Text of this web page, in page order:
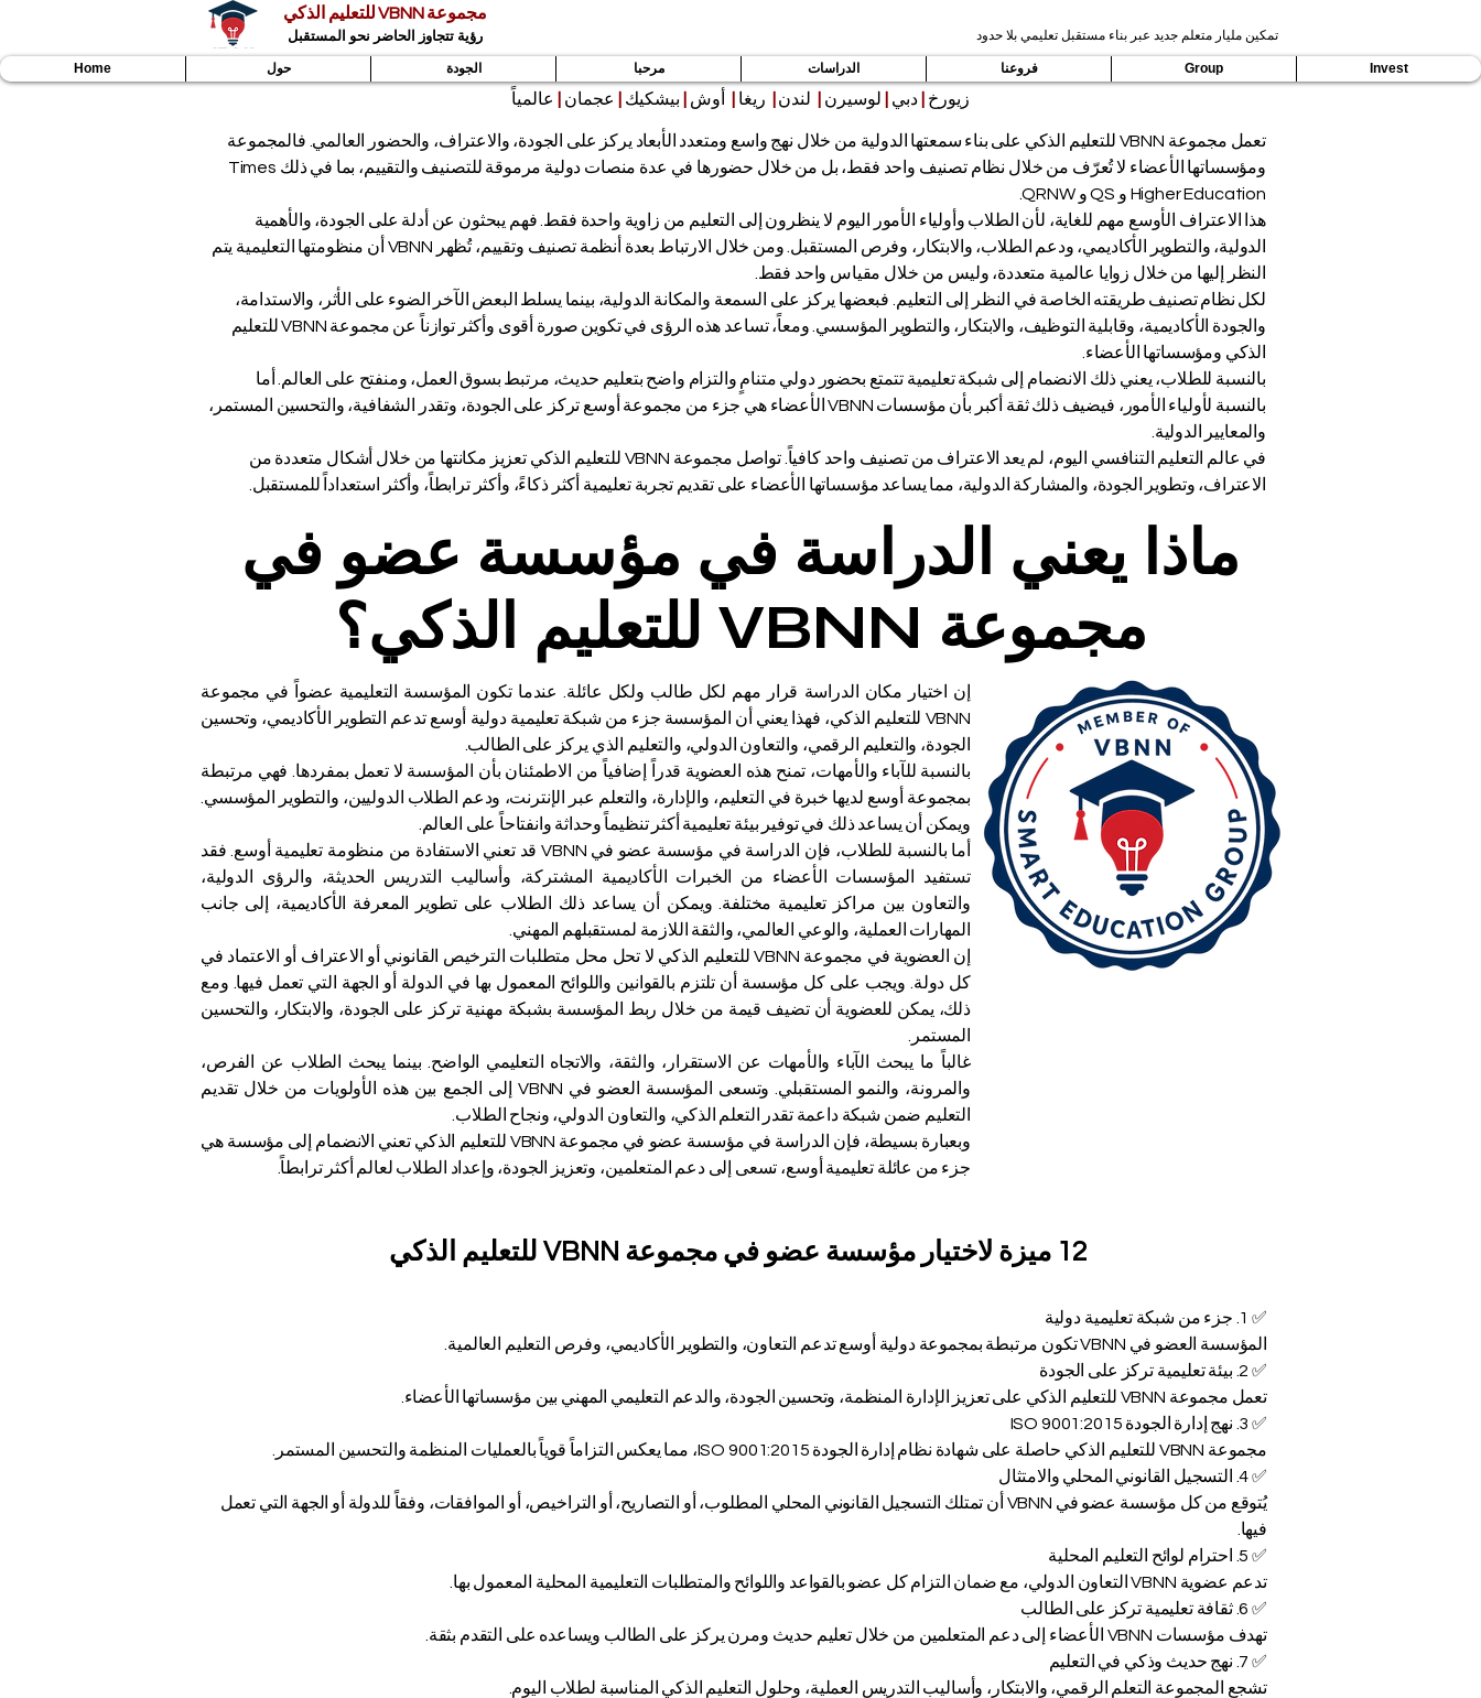
مجموعة VBNN للتعليم الذكي
رؤية تتجاوز الحاضر نحو المستقبل تمكين مليار متعلم جديد عبر بناء مستقبل تعليمي بلا حدود
Home حول الجودة مرحبا الدراسات فروعنا Group Invest
زيورخ دبي لوسيرن لندن ريغا أوش بيشكيك عجمان عالمياً
تعمل مجموعة VBNN للتعليم الذكي على بناء سمعتها الدولية من خلال نهج واسع ومتعدد الأبعاد يركز على الجودة، والاعتراف، والحضور العالمي. فالمجموعة
ومؤسساتها الأعضاء لا تُعرّف من خلال نظام تصنيف واحد فقط، بل من خلال حضورها في عدة منصات دولية مرموقة للتصنيف والتقييم، بما في ذلك Times
Higher Education و QS و QRNW.
هذا الاعتراف الأوسع مهم للغاية، لأن الطلاب وأولياء الأمور اليوم لا ينظرون إلى التعليم من زاوية واحدة فقط. فهم يبحثون عن أدلة على الجودة، والأهمية
الدولية، والتطوير الأكاديمي، ودعم الطلاب، والابتكار، وفرص المستقبل. ومن خلال الارتباط بعدة أنظمة تصنيف وتقييم، تُظهر VBNN أن منظومتها التعليمية يتم
النظر إليها من خلال زوايا عالمية متعددة، وليس من خلال مقياس واحد فقط.
لكل نظام تصنيف طريقته الخاصة في النظر إلى التعليم. فبعضها يركز على السمعة والمكانة الدولية، بينما يسلط البعض الآخر الضوء على الأثر، والاستدامة،
والجودة الأكاديمية، وقابلية التوظيف، والابتكار، والتطوير المؤسسي. ومعاً، تساعد هذه الرؤى في تكوين صورة أقوى وأكثر توازناً عن مجموعة VBNN للتعليم
الذكي ومؤسساتها الأعضاء.
بالنسبة للطلاب، يعني ذلك الانضمام إلى شبكة تعليمية تتمتع بحضور دولي متنامٍ والتزام واضح بتعليم حديث، مرتبط بسوق العمل، ومنفتح على العالم. أما
بالنسبة لأولياء الأمور، فيضيف ذلك ثقة أكبر بأن مؤسسات VBNN الأعضاء هي جزء من مجموعة أوسع تركز على الجودة، وتقدر الشفافية، والتحسين المستمر،
والمعايير الدولية.
في عالم التعليم التنافسي اليوم، لم يعد الاعتراف من تصنيف واحد كافياً. تواصل مجموعة VBNN للتعليم الذكي تعزيز مكانتها من خلال أشكال متعددة من
الاعتراف، وتطوير الجودة، والمشاركة الدولية، مما يساعد مؤسساتها الأعضاء على تقديم تجربة تعليمية أكثر ذكاءً، وأكثر ترابطاً، وأكثر استعداداً للمستقبل.
ماذا يعني الدراسة في مؤسسة عضو في
مجموعة VBNN للتعليم الذكي؟
إن اختيار مكان الدراسة قرار مهم لكل طالب ولكل عائلة. عندما تكون المؤسسة التعليمية عضواً في مجموعة
VBNN للتعليم الذكي، فهذا يعني أن المؤسسة جزء من شبكة تعليمية دولية أوسع تدعم التطوير الأكاديمي، وتحسين
الجودة، والتعليم الرقمي، والتعاون الدولي، والتعليم الذي يركز على الطالب.
بالنسبة للآباء والأمهات، تمنح هذه العضوية قدراً إضافياً من الاطمئنان بأن المؤسسة لا تعمل بمفردها. فهي مرتبطة
بمجموعة أوسع لديها خبرة في التعليم، والإدارة، والتعلم عبر الإنترنت، ودعم الطلاب الدوليين، والتطوير المؤسسي.
ويمكن أن يساعد ذلك في توفير بيئة تعليمية أكثر تنظيماً وحداثة وانفتاحاً على العالم.
أما بالنسبة للطلاب، فإن الدراسة في مؤسسة عضو في VBNN قد تعني الاستفادة من منظومة تعليمية أوسع. فقد
تستفيد المؤسسات الأعضاء من الخبرات الأكاديمية المشتركة، وأساليب التدريس الحديثة، والرؤى الدولية،
والتعاون بين مراكز تعليمية مختلفة. ويمكن أن يساعد ذلك الطلاب على تطوير المعرفة الأكاديمية، إلى جانب
المهارات العملية، والوعي العالمي، والثقة اللازمة لمستقبلهم المهني.
إن العضوية في مجموعة VBNN للتعليم الذكي لا تحل محل متطلبات الترخيص القانوني أو الاعتراف أو الاعتماد في
كل دولة. ويجب على كل مؤسسة أن تلتزم بالقوانين واللوائح المعمول بها في الدولة أو الجهة التي تعمل فيها. ومع
ذلك، يمكن للعضوية أن تضيف قيمة من خلال ربط المؤسسة بشبكة مهنية تركز على الجودة، والابتكار، والتحسين
المستمر.
غالباً ما يبحث الآباء والأمهات عن الاستقرار، والثقة، والاتجاه التعليمي الواضح. بينما يبحث الطلاب عن الفرص،
والمرونة، والنمو المستقبلي. وتسعى المؤسسة العضو في VBNN إلى الجمع بين هذه الأولويات من خلال تقديم
التعليم ضمن شبكة داعمة تقدر التعلم الذكي، والتعاون الدولي، ونجاح الطلاب.
وبعبارة بسيطة، فإن الدراسة في مؤسسة عضو في مجموعة VBNN للتعليم الذكي تعني الانضمام إلى مؤسسة هي
جزء من عائلة تعليمية أوسع، تسعى إلى دعم المتعلمين، وتعزيز الجودة، وإعداد الطلاب لعالم أكثر ترابطاً.
12 ميزة لاختيار مؤسسة عضو في مجموعة VBNN للتعليم الذكي
✅ 1. جزء من شبكة تعليمية دولية
المؤسسة العضو في VBNN تكون مرتبطة بمجموعة دولية أوسع تدعم التعاون، والتطوير الأكاديمي، وفرص التعليم العالمية.
✅ 2. بيئة تعليمية تركز على الجودة
تعمل مجموعة VBNN للتعليم الذكي على تعزيز الإدارة المنظمة، وتحسين الجودة، والدعم التعليمي المهني بين مؤسساتها الأعضاء.
✅ 3. نهج إدارة الجودة ISO 9001:2015
مجموعة VBNN للتعليم الذكي حاصلة على شهادة نظام إدارة الجودة ISO 9001:2015، مما يعكس التزاماً قوياً بالعمليات المنظمة والتحسين المستمر.
✅ 4. التسجيل القانوني المحلي والامتثال
يُتوقع من كل مؤسسة عضو في VBNN أن تمتلك التسجيل القانوني المحلي المطلوب، أو التصاريح، أو التراخيص، أو الموافقات، وفقاً للدولة أو الجهة التي تعمل
فيها.
✅ 5. احترام لوائح التعليم المحلية
تدعم عضوية VBNN التعاون الدولي، مع ضمان التزام كل عضو بالقواعد واللوائح والمتطلبات التعليمية المحلية المعمول بها.
✅ 6. ثقافة تعليمية تركز على الطالب
تهدف مؤسسات VBNN الأعضاء إلى دعم المتعلمين من خلال تعليم حديث ومرن يركز على الطالب ويساعده على التقدم بثقة.
✅ 7. نهج حديث وذكي في التعليم
تشجع المجموعة التعلم الرقمي، والابتكار، وأساليب التدريس العملية، وحلول التعليم الذكي المناسبة لطلاب اليوم.